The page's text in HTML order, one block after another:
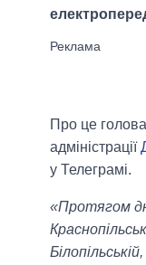
Про це голова
адміністрації
у Телеграмі.
«Протягом